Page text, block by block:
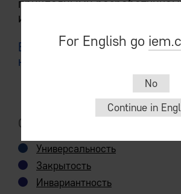
прикладными
инвариантна для всех
Выдающаяся
надежность и устойчивость к
Следует из:
Универсальность
Закрытость
Инвариантность
For English go
No
Continue in